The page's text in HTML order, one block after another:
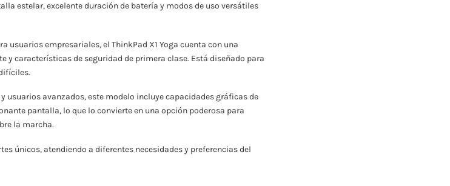
estelar, excelente duración de batería y modos de uso versátiles
usuarios empresariales, el ThinkPad X1 Yoga cuenta con una
y características de seguridad de primera clase. Está diseñado para
usuarios avanzados, este modelo incluye capacidades gráficas de
pantalla, lo que lo convierte en una opción poderosa para
la marcha.
únicos, atendiendo a diferentes necesidades y preferencias del